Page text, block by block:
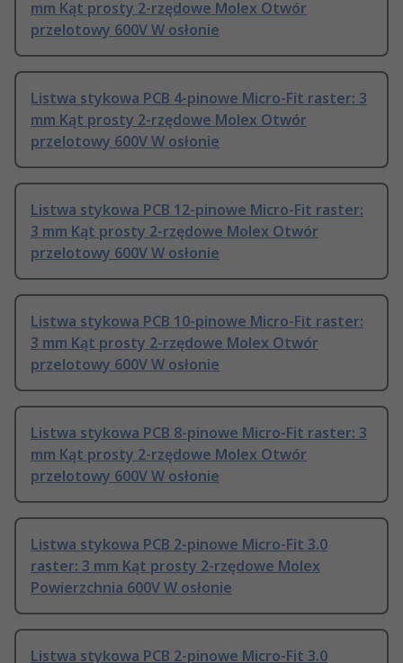
mm Kąt prosty 2-rzędowe Molex Otwór
przelotowy 600V W osłonie
Listwa stykowa PCB 4-pinowe Micro-Fit raster: 3
mm Kąt prosty 2-rzędowe Molex Otwór
przelotowy 600V W osłonie
Listwa stykowa PCB 12-pinowe Micro-Fit raster:
3 mm Kąt prosty 2-rzędowe Molex Otwór
przelotowy 600V W osłonie
Listwa stykowa PCB 10-pinowe Micro-Fit raster:
3 mm Kąt prosty 2-rzędowe Molex Otwór
przelotowy 600V W osłonie
Listwa stykowa PCB 8-pinowe Micro-Fit raster: 3
mm Kąt prosty 2-rzędowe Molex Otwór
przelotowy 600V W osłonie
Listwa stykowa PCB 2-pinowe Micro-Fit 3.0
raster: 3 mm Kąt prosty 2-rzędowe Molex
Powierzchnia 600V W osłonie
Listwa stykowa PCB 2-pinowe Micro-Fit 3.0